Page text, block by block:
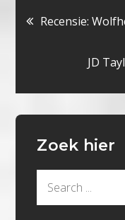
Recensie:
JD
Zoek hier